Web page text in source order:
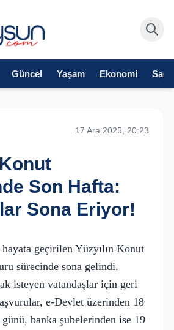
Güncel Yaşam Ekonomi
17 Ara 2025, 20:23
Son Hafta:
Sona Eriyor!
geçirilen Yüzyılın Konut
sürecinde sona gelindi.
isteyen vatandaşlar için geri
e-Devlet üzerinden 18
günü, banka şubelerinden ise 19